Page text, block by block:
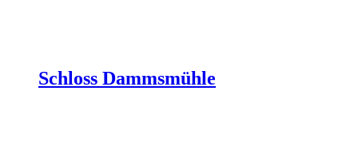
Schloss Dammsmühle